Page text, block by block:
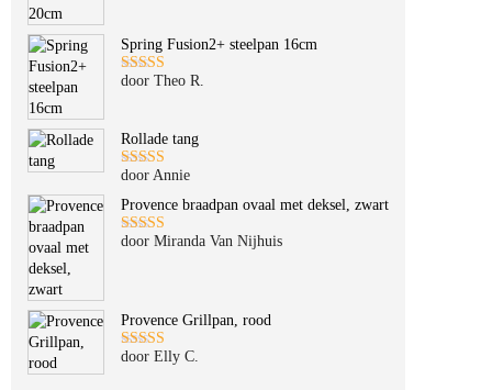
Spring Fusion2+ steelpan 16cm
Gewaardeerd
door Theo R.
Rollade tang
Gewaardeerd
5
door Annie
Provence braadpan ovaal met deksel, zwart
Gewaardeerd
door Miranda Van Nijhuis
Provence Grillpan, rood
Gewaardeerd
door Elly C.